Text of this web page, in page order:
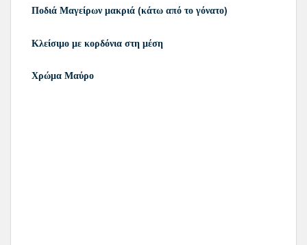
Ποδιά Μαγείρων μακριά (κάτω από το γόνατο)
Κλείσιμο με κορδόνια στη μέση
Χρώμα Μαύρο